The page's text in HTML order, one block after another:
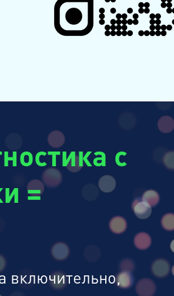
с
=
включительно,